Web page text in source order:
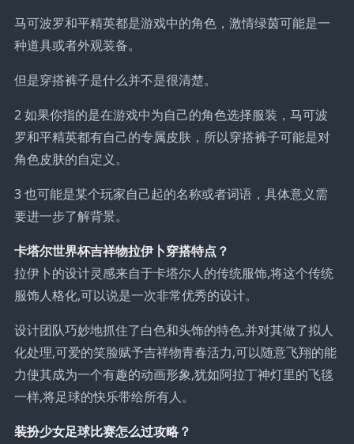
马可波罗和平精英都是游戏中的角色，激情绿茵可能是一
种道具或者外观装备。
但是穿搭裤子是什么并不是很清楚。
2 如果你指的是在游戏中为自己的角色选择服装，马可波
罗和平精英都有自己的专属皮肤，所以穿搭裤子可能是对
角色皮肤的自定义。
3 也可能是某个玩家自己起的名称或者词语，具体意义需
要进一步了解背景。
卡塔尔世界杯吉祥物拉伊卜穿搭特点？
拉伊卜的设计灵感来自于卡塔尔人的传统服饰,将这个传统
服饰人格化,可以说是一次非常优秀的设计。
设计团队巧妙地抓住了白色和头饰的特色,并对其做了拟人
化处理,可爱的笑脸赋予吉祥物青春活力,可以随意飞翔的能
力使其成为一个有趣的动画形象,犹如阿拉丁神灯里的飞毯
一样,将足球的快乐带给所有人。
装扮少女足球比赛怎么过攻略？